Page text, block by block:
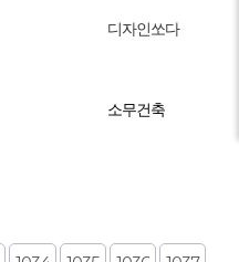
디자인쏘다
소무건축